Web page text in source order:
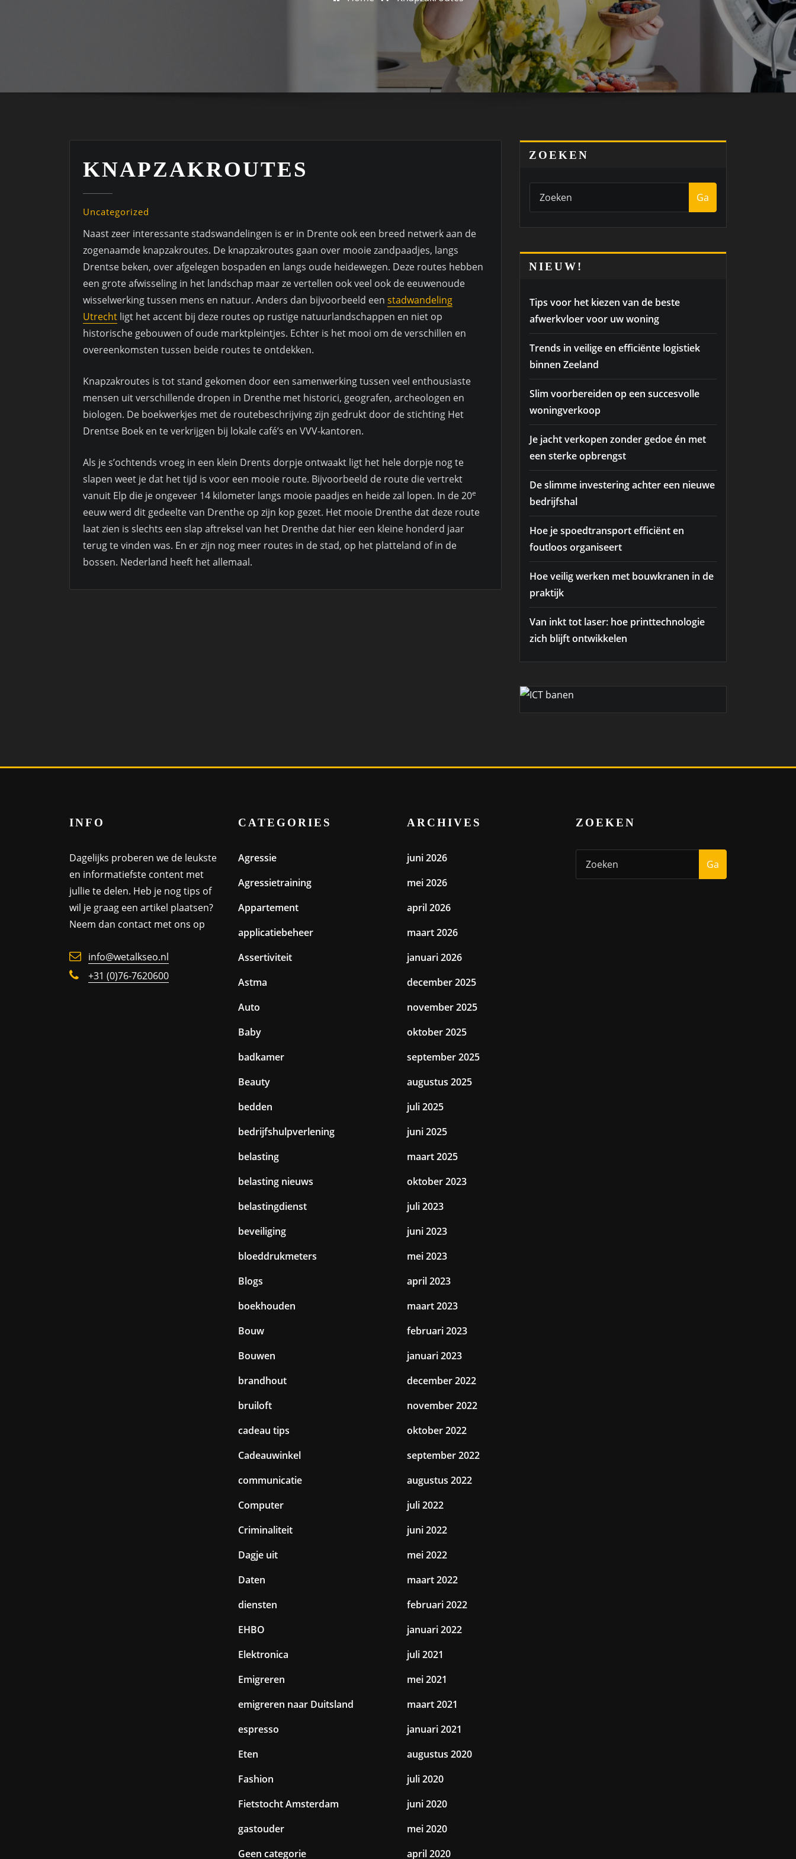
KNAPZAKROUTES
Uncategorized
Naast zeer interessante stadswandelingen is er in Drente ook een breed netwerk aan de
zogenaamde knapzakroutes. De knapzakroutes gaan over mooie zandpaadjes, langs
Drentse beken, over afgelegen bospaden en langs oude heidewegen. Deze routes hebben
een grote afwisseling in het landschap maar ze vertellen ook veel ook de eeuwenoude
wisselwerking tussen mens en natuur. Anders dan bijvoorbeeld een stadwandeling
Utrecht ligt het accent bij deze routes op rustige natuurlandschappen en niet op
historische gebouwen of oude marktpleintjes. Echter is het mooi om de verschillen en
overeenkomsten tussen beide routes te ontdekken.
Knapzakroutes is tot stand gekomen door een samenwerking tussen veel enthousiaste
mensen uit verschillende dropen in Drenthe met historici, geografen, archeologen en
biologen. De boekwerkjes met de routebeschrijving zijn gedrukt door de stichting Het
Drentse Boek en te verkrijgen bij lokale café’s en VVV-kantoren.
Als je s’ochtends vroeg in een klein Drents dorpje ontwaakt ligt het hele dorpje nog te
slapen weet je dat het tijd is voor een mooie route. Bijvoorbeeld de route die vertrekt
vanuit Elp die je ongeveer 14 kilometer langs mooie paadjes en heide zal lopen. In de 20e
eeuw werd dit gedeelte van Drenthe op zijn kop gezet. Het mooie Drenthe dat deze route
laat zien is slechts een slap aftreksel van het Drenthe dat hier een kleine honderd jaar
terug te vinden was. En er zijn nog meer routes in de stad, op het platteland of in de
bossen. Nederland heeft het allemaal.
ZOEKEN
Ga
NIEUW!
Tips voor het kiezen van de beste
afwerkvloer voor uw woning
Trends in veilige en efficiënte logistiek
binnen Zeeland
Slim voorbereiden op een succesvolle
woningverkoop
Je jacht verkopen zonder gedoe én met
een sterke opbrengst
De slimme investering achter een nieuwe
bedrijfshal
Hoe je spoedtransport efficiënt en
foutloos organiseert
Hoe veilig werken met bouwkranen in de
praktijk
Van inkt tot laser: hoe printtechnologie
zich blijft ontwikkelen
INFO
Dagelijks proberen we de leukste
en informatiefste content met
jullie te delen. Heb je nog tips of
wil je graag een artikel plaatsen?
Neem dan contact met ons op
info@wetalkseo.nl
+31 (0)76-7620600
CATEGORIES
Agressie
Agressietraining
Appartement
applicatiebeheer
Assertiviteit
Astma
Auto
Baby
badkamer
Beauty
bedden
bedrijfshulpverlening
belasting
belasting nieuws
belastingdienst
beveiliging
bloeddrukmeters
Blogs
boekhouden
Bouw
Bouwen
brandhout
bruiloft
cadeau tips
Cadeauwinkel
communicatie
Computer
Criminaliteit
Dagje uit
Daten
diensten
EHBO
Elektronica
Emigreren
emigreren naar Duitsland
espresso
Eten
Fashion
Fietstocht Amsterdam
gastouder
Geen categorie
ARCHIVES
juni 2026
mei 2026
april 2026
maart 2026
januari 2026
december 2025
november 2025
oktober 2025
september 2025
augustus 2025
juli 2025
juni 2025
maart 2025
oktober 2023
juli 2023
juni 2023
mei 2023
april 2023
maart 2023
februari 2023
januari 2023
december 2022
november 2022
oktober 2022
september 2022
augustus 2022
juli 2022
juni 2022
mei 2022
maart 2022
februari 2022
januari 2022
juli 2021
mei 2021
maart 2021
januari 2021
augustus 2020
juli 2020
juni 2020
mei 2020
april 2020
ZOEKEN
Ga